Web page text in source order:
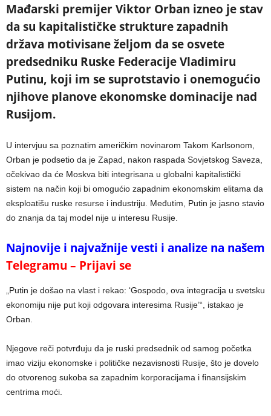
Mađarski premijer Viktor Orban izneo je stav
da su kapitalističke strukture zapadnih
država motivisane željom da se osvete
predsedniku Ruske Federacije Vladimiru
Putinu, koji im se suprotstavio i onemogućio
njihove planove ekonomske dominacije nad
Rusijom.
U intervjuu sa poznatim američkim novinarom Takom Karlsonom,
Orban je podsetio da je Zapad, nakon raspada Sovjetskog Saveza,
očekivao da će Moskva biti integrisana u globalni kapitalistički
sistem na način koji bi omogućio zapadnim ekonomskim elitama da
eksploatišu ruske resurse i industriju. Međutim, Putin je jasno stavio
do znanja da taj model nije u interesu Rusije.
Najnovije i najvažnije vesti i analize na našem
Telegramu – Prijavi se
„Putin je došao na vlast i rekao: ‘Gospodo, ova integracija u svetsku
ekonomiju nije put koji odgovara interesima Rusije’“, istakao je
Orban.
Njegove reči potvrđuju da je ruski predsednik od samog početka
imao viziju ekonomske i političke nezavisnosti Rusije, što je dovelo
do otvorenog sukoba sa zapadnim korporacijama i finansijskim
centrima moći.